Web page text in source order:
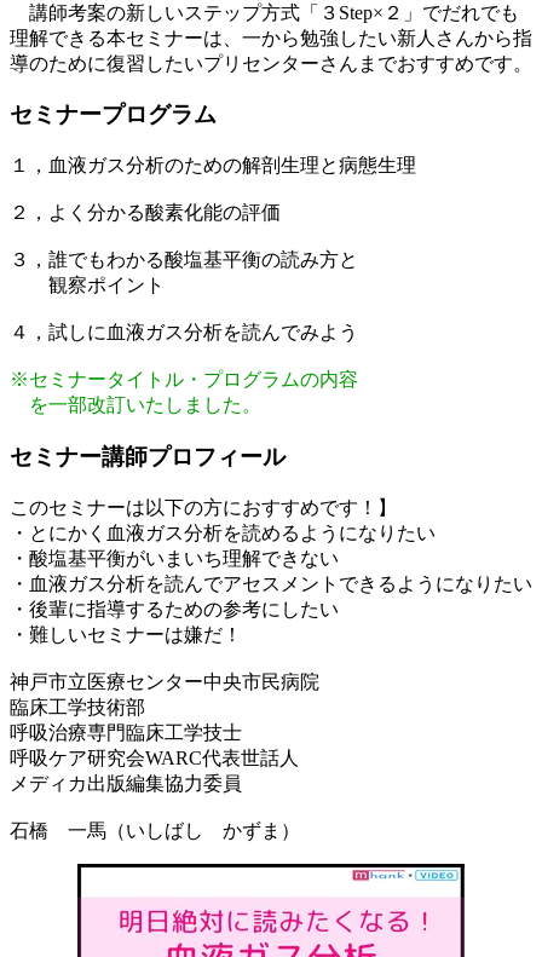
講師考案の新しいステップ方式「３Step×２」でだれでも
理解できる本セミナーは、一から勉強したい新人さんから指
導のために復習したいプリセンターさんまでおすすめです。
セミナープログラム
１，血液ガス分析のための解剖生理と病態生理
２，よく分かる酸素化能の評価
３，誰でもわかる酸塩基平衡の読み方と
観察ポイント
４，試しに血液ガス分析を読んでみよう
※セミナータイトル・プログラムの内容
を一部改訂いたしました。
セミナー講師プロフィール
このセミナーは以下の方におすすめです！】
・とにかく血液ガス分析を読めるようになりたい
・酸塩基平衡がいまいち理解できない
・血液ガス分析を読んでアセスメントできるようになりたい
・後輩に指導するための参考にしたい
・難しいセミナーは嫌だ！
神戸市立医療センター中央市民病院
臨床工学技術部
呼吸治療専門臨床工学技士
呼吸ケア研究会WARC代表世話人
メディカ出版編集協力委員
石橋 一馬（いしばし かずま）